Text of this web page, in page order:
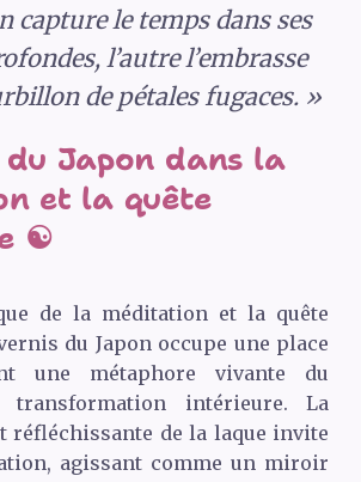
capture le temps dans ses
l’autre l’embrasse
de pétales fugaces. »
du Japon dans la
et la quête
☯️
de la méditation et la quête
du Japon occupe une place
une métaphore vivante du
transformation intérieure. La
réfléchissante de la laque invite
agissant comme un miroir